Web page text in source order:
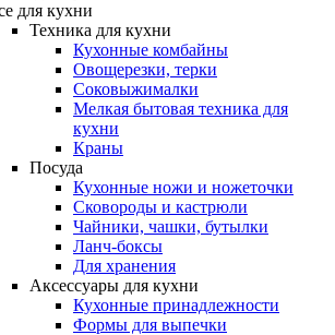
для кухни
Техника для кухни
Кухонные комбайны
Овощерезки, терки
Соковыжималки
Мелкая бытовая техника для
кухни
Краны
Посуда
Кухонные ножи и ножеточки
Сковороды и кастрюли
Чайники, чашки, бутылки
Ланч-боксы
Для хранения
Аксессуары для кухни
Кухонные принадлежности
Формы для выпечки